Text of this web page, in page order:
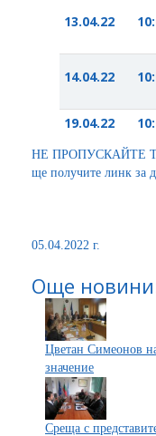
13.04.22
14.04.22
19.04.22
НЕ ПРОПУСКАЙТЕ
ще получите линк за
05.04.2022 г.
Още
Цветан Симеонов
значение
Среща с